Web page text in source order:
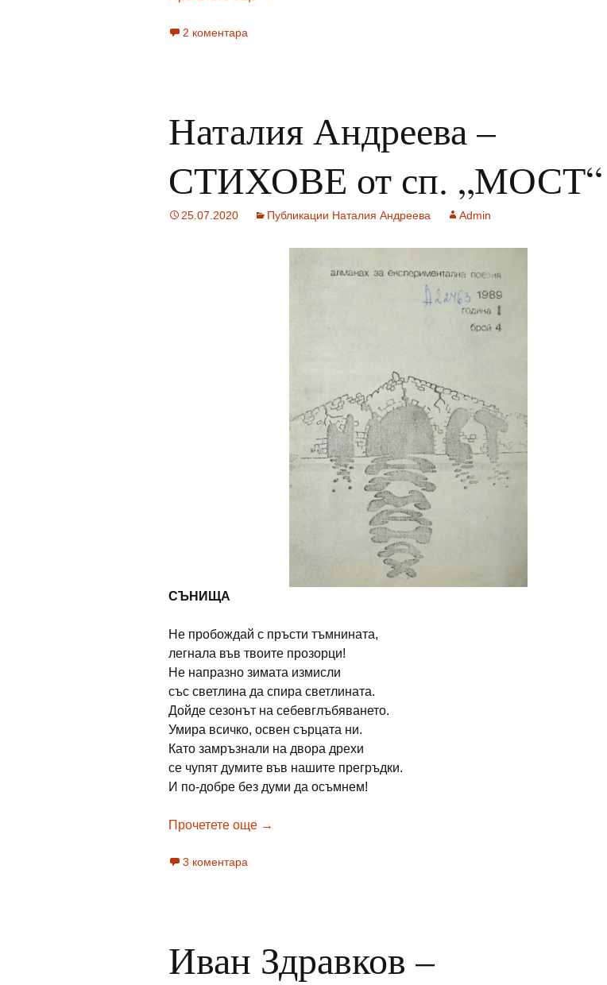
2 коментара
Наталия Андреева –
СТИХОВЕ от сп. „МОСТ“
25.07.2020 Публикации Наталия Андреева Admin
СЪНИЩА
Не пробождай с пръсти тъмнината,
легнала във твоите прозорци!
Не напразно зимата измисли
със светлина да спира светлината.
Дойде сезонът на себевглъбяването.
Умира всичко, освен сърцата ни.
Като замръзнали на двора дрехи
се чупят думите във нашите прегръдки.
И по-добре без думи да осъмнем!
Прочетете още Наталия Андреева – СТИХОВЕ от сп. „МОСТ“
→
3 коментара
Иван Здравков –